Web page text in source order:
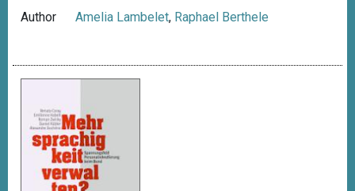
Author Amelia Lambelet, Raphael Berthele